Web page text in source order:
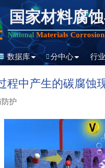
国家材料腐
National Materials Corrosion
数据库 分中心 行
程中产生的碳腐蚀
护